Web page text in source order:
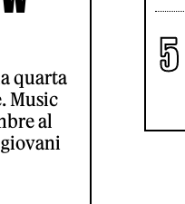
quarta
Music
al